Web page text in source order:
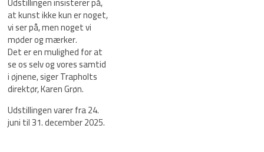
at kunst ikke kun er noget,
vi ser på, men noget vi
møder og mærker.
Det er en mulighed for at
se os selv og vores samtid
i øjnene, siger Trapholts
direktør, Karen Grøn.
Udstillingen varer fra 24.
juni til 31. december 2025.